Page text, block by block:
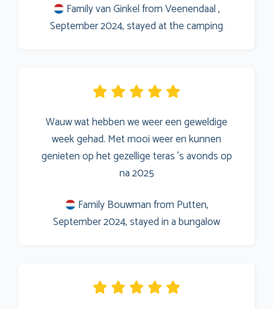
Family van Ginkel from Veenendaal ,
September 2024, stayed at the camping
Wauw wat hebben we weer een geweldige
week gehad. Met mooi weer en kunnen
genieten op het gezellige teras 's avonds op
na 2025
Family Bouwman from Putten,
September 2024, stayed in a bungalow